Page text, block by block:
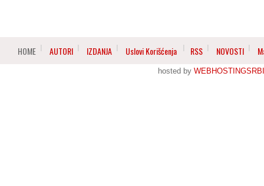
HOME AUTORI IZDANJA Uslovi Korišćenja RSS NOVOSTI
hosted by